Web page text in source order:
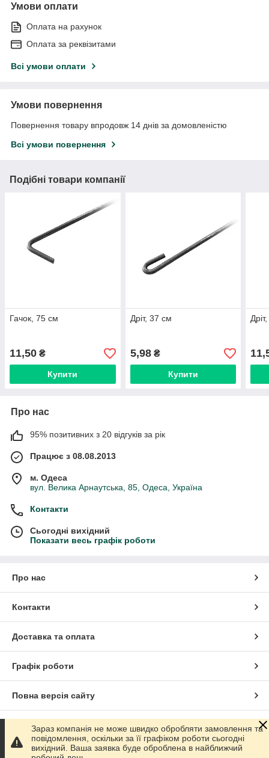
Умови оплати
Оплата на рахунок
Оплата за реквізитами
Всі умови оплати
Умови повернення
Повернення товару впродовж 14 днів за домовленістю
Всі умови повернення
Подібні товари компанії
Гачок, 75 см
11,50 ₴
Купити
Дріт, 37 см
5,98₴
Купити
Про нас
95% позитивних з 20 відгуків за рік
Працює з 08.08.2013
м. Одеса
вул. Велика Арнаутська, 85, Одеса, Україна
Контакти
Сьогодні вихідний
Показати весь графік роботи
Про нас
Контакти
Доставка та оплата
Графік роботи
Повна версія сайту
Сайт створено на маркетплейсіProm.ua
Політика конфіденційності
Зараз компанія не може швидко обробляти замовлення та
повідомлення, оскільки за її графіком роботи сьогодні
вихідний. Ваша заявка буде оброблена в найближчий